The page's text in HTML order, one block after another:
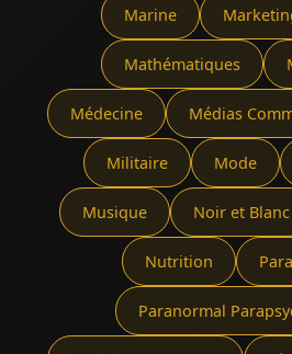
Marine
Mathématiques
Médecine Médias
Militaire Mode
Musique Noir et Blanc
Nutrition
Paranormal